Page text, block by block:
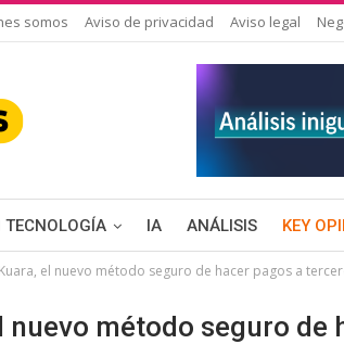
somos Aviso de privacidad Aviso legal
TECNOLOGÍA IA ANÁLISIS KEY
el nuevo método seguro de hacer pagos a
nuevo método seguro de